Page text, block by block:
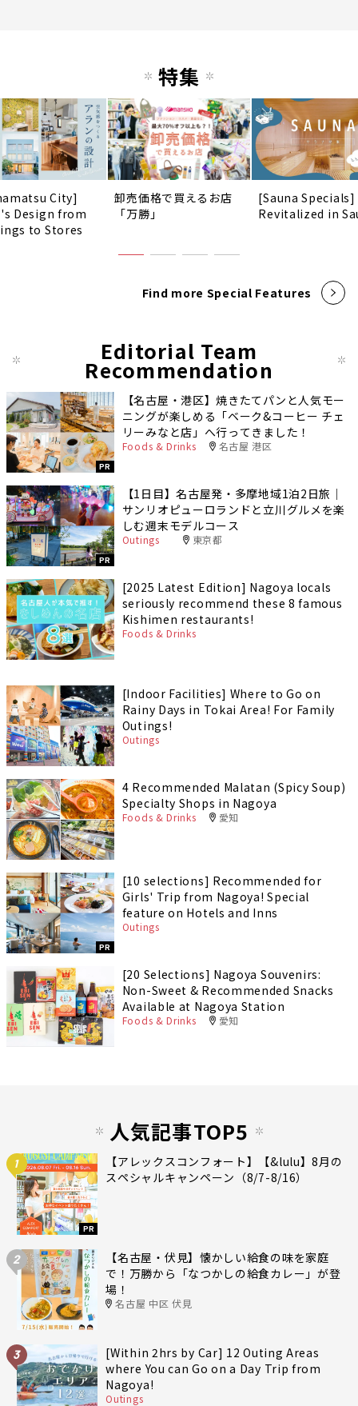
特集
City]
Design from
to Stores
卸売価格で買えるお店
「万勝」
[Sauna Specials]
Revitalized in
Find more Special Features
Editorial Team
Recommendation
PR
【名古屋・港区】焼きたてパンと人気モー
ニングが楽しめる「ベーク&コーヒー チェ
リーみなと店」へ行ってきました！
Foods & Drinks 名古屋 港区
PR
【1日目】名古屋発・多摩地域1泊2日旅｜
サンリオピューロランドと立川グルメを楽
しむ週末モデルコース
Outings 東京都
[2025 Latest Edition] Nagoya locals
seriously recommend these 8 famous
Kishimen restaurants!
Foods & Drinks
[Indoor Facilities] Where to Go on
Rainy Days in Tokai Area! For Family
Outings!
Outings
4 Recommended Malatan (Spicy Soup)
Specialty Shops in Nagoya
Foods & Drinks 愛知
PR
[10 selections] Recommended for
Girls' Trip from Nagoya! Special
feature on Hotels and Inns
Outings
[20 Selections] Nagoya Souvenirs:
Non-Sweet & Recommended Snacks
Available at Nagoya Station
Foods & Drinks 愛知
人気記事TOP5
1
PR
【アレックスコンフォート】【&lulu】8月の
スペシャルキャンペーン（8/7-8/16）
2
【名古屋・伏見】懐かしい給食の味を家庭
で！万勝から「なつかしの給食カレー」が登
場！
名古屋 中区 伏見
3
[Within 2hrs by Car] 12 Outing Areas
where You can Go on a Day Trip from
Nagoya!
Outings